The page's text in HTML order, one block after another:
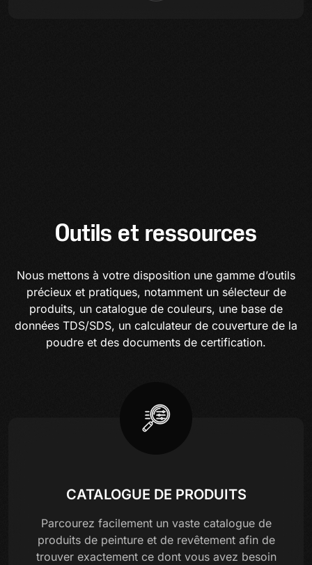
Outils et ressources
Nous mettons à votre disposition une gamme d’outils
précieux et pratiques, notamment un sélecteur de
produits, un catalogue de couleurs, une base de
données TDS/SDS, un calculateur de couverture de la
poudre et des documents de certification.
CATALOGUE DE PRODUITS
Parcourez facilement un vaste catalogue de
produits de peinture et de revêtement afin de
trouver exactement ce dont vous avez besoin